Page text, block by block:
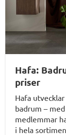
Hafa:
priser
Hafa
badrum –
medlemmar
i hela